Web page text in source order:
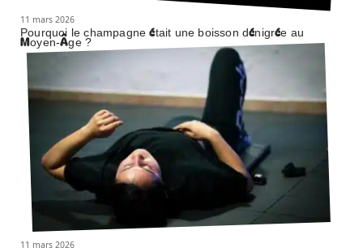
11 mars 2026
Pourquoi le champagne était une boisson dénigrée au
Moyen-Âge ?
11 mars 2026